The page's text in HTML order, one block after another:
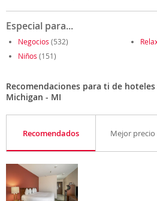
Especial para...
Negocios (532)
Niños (151)
Recomendaciones para ti de
Michigan - MI
Recomendados Mejor precio